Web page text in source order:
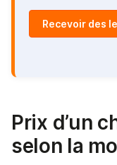
Recevoir des
Prix d’un
selon la